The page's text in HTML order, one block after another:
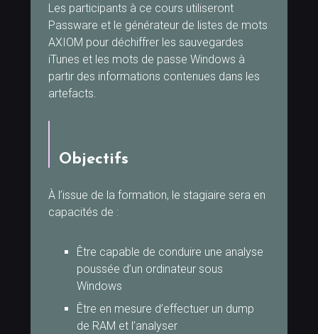
Les participants à ce cours utiliseront
Passware et le générateur de listes de mots
AXIOM pour déchiffrer les sauvegardes
iTunes et les mots de passe Windows à
partir des informations contenues dans les
artefacts.
Objectifs
À l’issue de la formation, le stagiaire sera en
capacités de :
Être capable de conduire une analyse
poussée d’un ordinateur sous
Windows
Être en mesure d’effectuer un dump
de RAM et l’analyser